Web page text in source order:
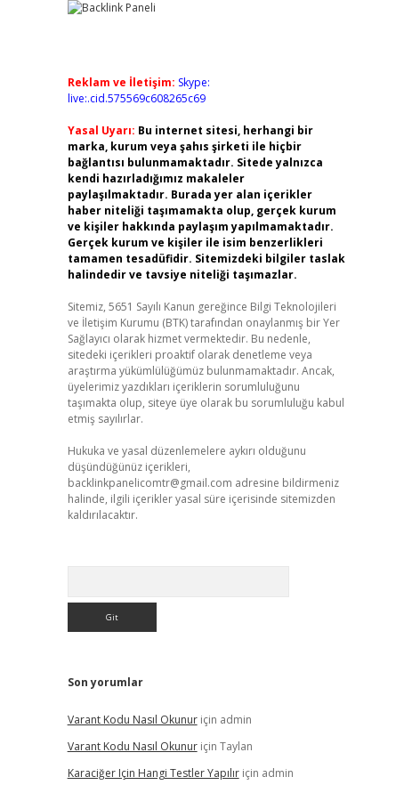
Reklam ve İletişim: Skype:
live:.cid.575569c608265c69
Yasal Uyarı: Bu internet sitesi, herhangi bir
marka, kurum veya şahıs şirketi ile hiçbir
bağlantısı bulunmamaktadır. Sitede yalnızca
kendi hazırladığımız makaleler
paylaşılmaktadır. Burada yer alan içerikler
haber niteliği taşımamakta olup, gerçek kurum
ve kişiler hakkında paylaşım yapılmamaktadır.
Gerçek kurum ve kişiler ile isim benzerlikleri
tamamen tesadüfidir. Sitemizdeki bilgiler taslak
halindedir ve tavsiye niteliği taşımazlar.
Sitemiz, 5651 Sayılı Kanun gereğince Bilgi Teknolojileri
ve İletişim Kurumu (BTK) tarafından onaylanmış bir Yer
Sağlayıcı olarak hizmet vermektedir. Bu nedenle,
sitedeki içerikleri proaktif olarak denetleme veya
araştırma yükümlülüğümüz bulunmamaktadır. Ancak,
üyelerimiz yazdıkları içeriklerin sorumluluğunu
taşımakta olup, siteye üye olarak bu sorumluluğu kabul
etmiş sayılırlar.
Hukuka ve yasal düzenlemelere aykırı olduğunu
düşündüğünüz içerikleri,
backlinkpanelicomtr@gmail.com adresine bildirmeniz
halinde, ilgili içerikler yasal süre içerisinde sitemizden
kaldırılacaktır.
Son yorumlar
Varant Kodu Nasıl Okunuriçin admin
Varant Kodu Nasıl Okunuriçin Taylan
Karaciğer Için Hangi Testler Yapılıriçin admin